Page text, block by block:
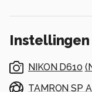
Instellingen
NIKON D610 (
TAMRON SP